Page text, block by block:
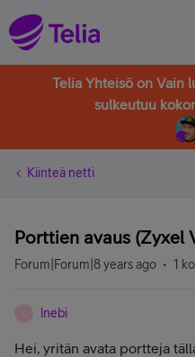
Telia Yhteisö on Vain
sulkeutuu
Kiinteä netti
Porttien avaus (Zyxel
Forum|Forum|8 years ago 1
lnebi
Hei, yritän avata portteja